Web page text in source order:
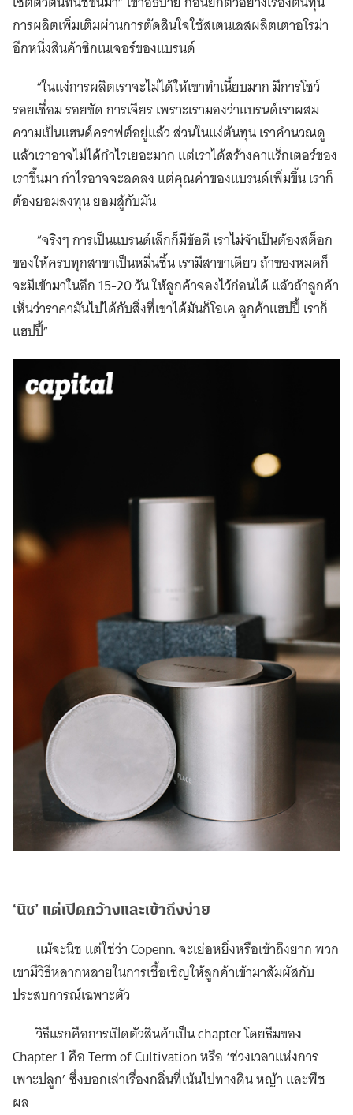
การผลิตเพิ่มเติมผ่านการตัดสินใจใช้สเตนเลสผลิตเตาอโรม่า
อีกหนึ่งสินค้าซิกเนเจอร์ของแบรนด์
“ในแง่การผลิตเราจะไม่ได้ให้เขาทำเนี้ยบมาก มีการโชว์
รอยเชื่อม รอยขัด การเจียร เพราะเรามองว่าแบรนด์เราผสม
ความเป็นแฮนด์คราฟต์อยู่แล้ว ส่วนในแง่ต้นทุน เราคำนวณดู
แล้วเราอาจไม่ได้กำไรเยอะมาก แต่เราได้สร้างคาแร็กเตอร์ของ
เราขึ้นมา กำไรอาจจะลดลง แต่คุณค่าของแบรนด์เพิ่มขึ้น เราก็
ต้องยอมลงทุน ยอมสู้กับมัน
“จริงๆ การเป็นแบรนด์เล็กก็มีข้อดี เราไม่จำเป็นต้องสต็อก
ของให้ครบทุกสาขาเป็นหมื่นชิ้น เรามีสาขาเดียว ถ้าของหมดก็
จะมีเข้ามาในอีก 15-20 วัน ให้ลูกค้าจองไว้ก่อนได้ แล้วถ้าลูกค้า
เห็นว่าราคามันไปได้กับสิ่งที่เขาได้มันก็โอเค ลูกค้าแฮปปี้ เราก็
แฮปปี้”
‘นิช’ แต่เปิดกว้างและเข้าถึงง่าย
แม้จะนิช แต่ใช่ว่า Copenn. จะเย่อหยิ่งหรือเข้าถึงยาก พวก
เขามีวิธีหลากหลายในการเชื้อเชิญให้ลูกค้าเข้ามาสัมผัสกับ
ประสบการณ์เฉพาะตัว
วิธีแรกคือการเปิดตัวสินค้าเป็น chapter โดยธีมของ
Chapter 1 คือ Term of Cultivation หรือ ‘ช่วงเวลาแห่งการ
เพาะปลูก’ ซึ่งบอกเล่าเรื่องกลิ่นที่เน้นไปทางดิน หญ้า และพืช
ผล